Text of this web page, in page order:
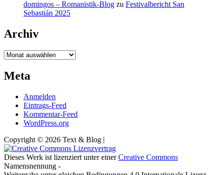
domingos – Romanistik-Blog zu Festivalbericht San
Sebastián 2025
Archiv
Archiv
Meta
Anmelden
Eintrags-Feed
Kommentar-Feed
WordPress.org
Copyright © 2026 Text & Blog |
Dieses Werk ist lizenziert unter einerCreative Commons
Namensnennung -